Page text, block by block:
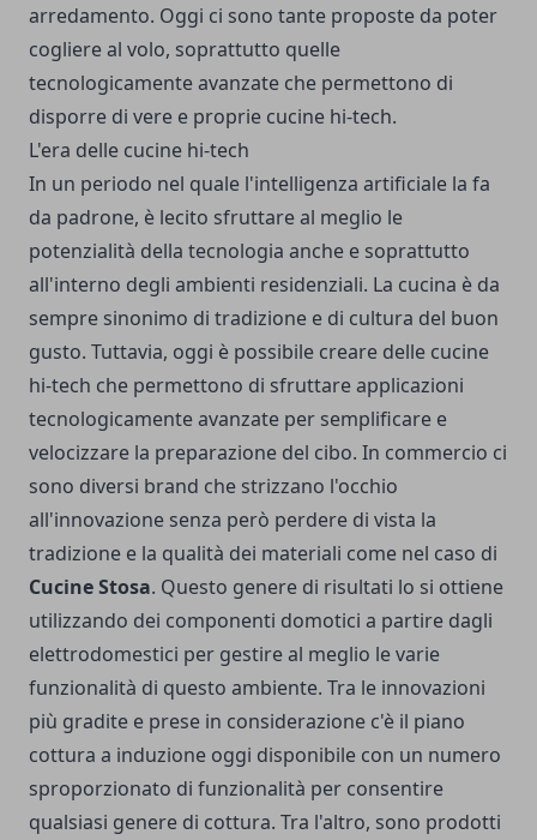
arredamento. Oggi ci sono tante proposte da poter
cogliere al volo, soprattutto quelle
tecnologicamente avanzate che permettono di
disporre di vere e proprie cucine hi-tech.
L'era delle cucine hi-tech
In un periodo nel quale l'intelligenza artificiale la fa
da padrone, è lecito sfruttare al meglio le
potenzialità della tecnologia anche e soprattutto
all'interno degli ambienti residenziali. La cucina è da
sempre sinonimo di tradizione e di cultura del buon
gusto. Tuttavia, oggi è possibile creare delle cucine
hi-tech che permettono di sfruttare applicazioni
tecnologicamente avanzate per semplificare e
velocizzare la preparazione del cibo. In commercio ci
sono diversi brand che strizzano l'occhio
all'innovazione senza però perdere di vista la
tradizione e la qualità dei materiali come nel caso di
Cucine Stosa. Questo genere di risultati lo si ottiene
utilizzando dei componenti domotici a partire dagli
elettrodomestici per gestire al meglio le varie
funzionalità di questo ambiente. Tra le innovazioni
più gradite e prese in considerazione c'è il piano
cottura a induzione oggi disponibile con un numero
sproporzionato di funzionalità per consentire
qualsiasi genere di cottura. Tra l'altro, sono prodotti